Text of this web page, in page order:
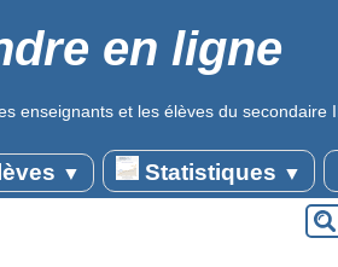
en ligne
enseignants et les élèves du secondaire
▼ Statistiques ▼